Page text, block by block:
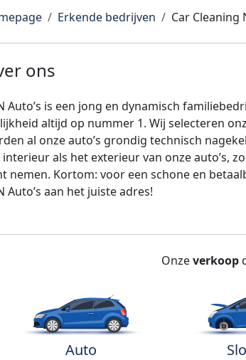
Erkende bedrijven Car Cleaning
ons
Auto’s is een jong en dynamisch
altijd op nummer 1. Wij selecteren
al onze auto’s grondig technisch
als het exterieur van onze auto’s,
nemen. Kortom: voor een schone en
Auto’s aan het juiste adres!
Onzeverkoop
Auto